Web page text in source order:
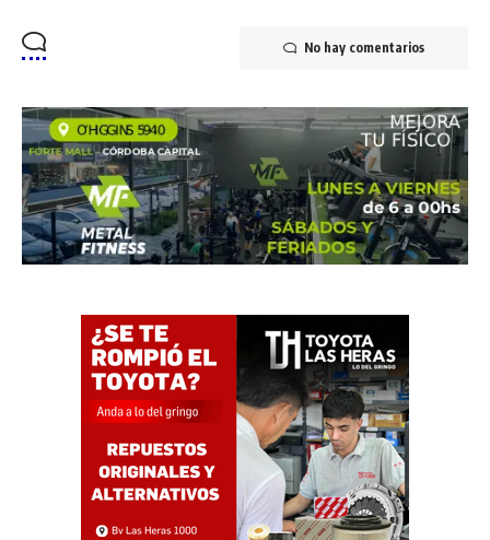
No hay comentarios